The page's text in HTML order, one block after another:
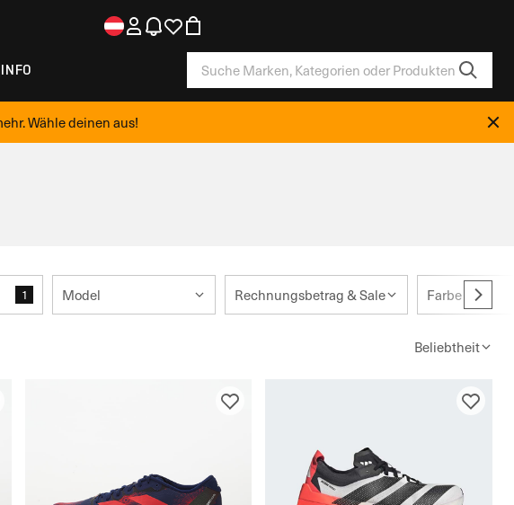
INFO
Wähle deinen aus!
1 Model Rechnungsbetrag & Sale Farbe
Beliebtheit